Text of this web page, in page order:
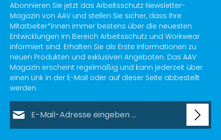
Abonnieren Sie jetzt das Arbeitsschutz Newsletter-
Magazin von AAV und stellen Sie sicher, dass Ihre
Mitarbeiter*innen immer bestens über die neuesten
Entwicklungen im Bereich Arbeitsschutz und Workwear
informiert sind. Erhalten Sie als Erste Informationen zu
neuen Produkten und exklusiven Angeboten. Das AAV
Magazin erscheint regelmäßig und kann jederzeit über
einen Link in der E-Mail oder auf dieser Seite abbestellt
werden.